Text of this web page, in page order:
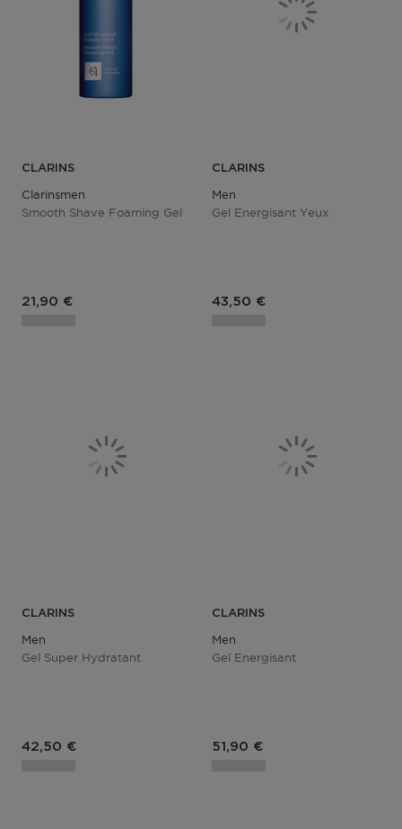
CLARINS
Clarinsmen
Smooth Shave Foaming Gel
Prix du produit
21,90 €
CLARINS
Men
Gel Energisant Yeux
Prix du produit
43,50 €
CLARINS
Men
Gel Super Hydratant
Prix du produit
42,50 €
CLARINS
Men
Gel Energisant
Prix du produit
51,90 €